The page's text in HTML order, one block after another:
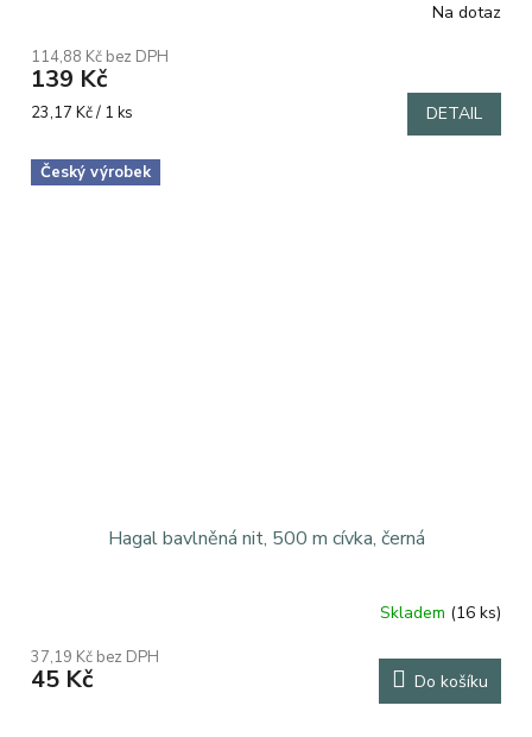
Na dotaz
114,88 Kč bez DPH
139 Kč
Měrná
23,17 Kč / 1 ks DETAIL
Český výrobek
Hagal bavlněná nit, 500 m cívka, černá
Skladem (16 ks)
37,19 Kč bez DPH
45 Kč Do košíku